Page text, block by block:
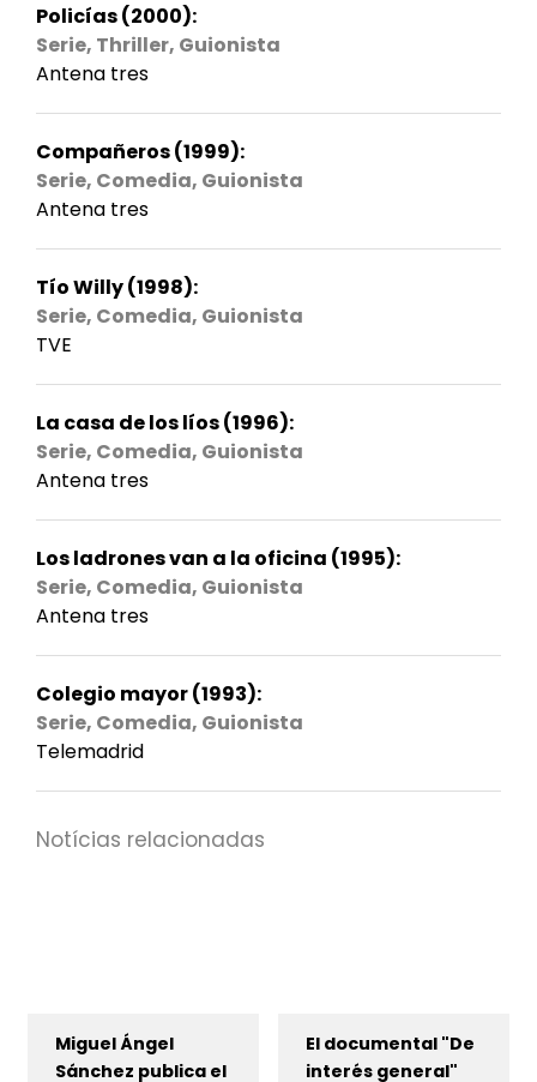
Policías (2000):
Serie, Thriller, Guionista
Antena tres
Compañeros (1999):
Serie, Comedia, Guionista
Antena tres
Tío Willy (1998):
Serie, Comedia, Guionista
TVE
La casa de los líos (1996):
Serie, Comedia, Guionista
Antena tres
Los ladrones van a la oficina (1995):
Serie, Comedia, Guionista
Antena tres
Colegio mayor (1993):
Serie, Comedia, Guionista
Telemadrid
Notícias relacionadas
Miguel Ángel
Sánchez publica el
El documental "De
interés general"